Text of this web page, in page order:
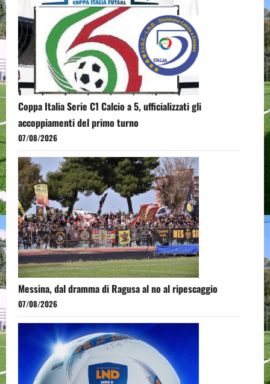
Coppa Italia Serie C1 Calcio a 5, ufficializzati gli
accoppiamenti del primo turno
07/08/2026
Messina, dal dramma di Ragusa al no al ripescaggio
07/08/2026